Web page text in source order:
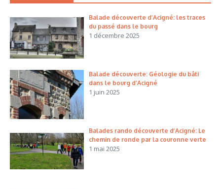
Balade découverte d’Acigné: les traces
du passé dans le bourg
1 décembre 2025
Balade découverte: Géologie du bâti
dans le bourg d’Acigné
1 juin 2025
Balades rando découverte d’Acigné: Le
chemin de ronde par la couronne verte
1 mai 2025